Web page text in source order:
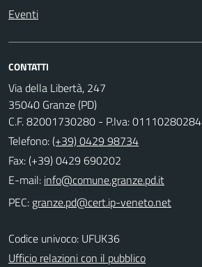
Eventi
CONTATTI
Via della Libertà, 247
35040 Granze (PD)
C.F. 82001730280 - P.Iva: 01110280284
Telefono:(+39) 0429 98734
Fax: (+39) 0429 690202
E-mail:
PEC:
Codice univoco: UFUK36
Ufficio relazioni con il pubblico